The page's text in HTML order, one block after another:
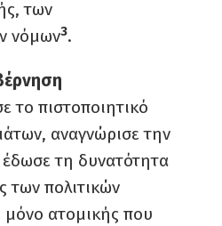
των
νόμων3.
το πιστοποιητικό
αναγνώρισε την
έδωσε τη δυνατότητα
των πολιτικών
ατομικής που